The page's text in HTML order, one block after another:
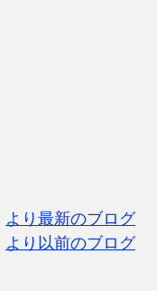
より最新のブログ
より以前のブログ